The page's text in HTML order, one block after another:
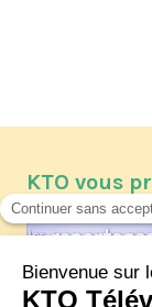
KTO vous